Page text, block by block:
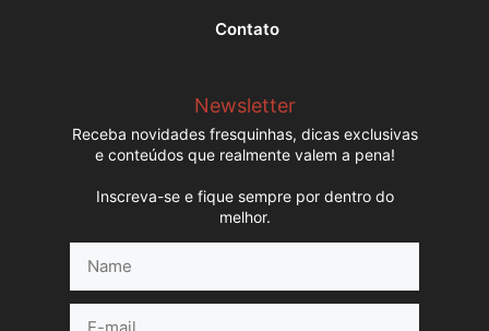
Contato
Newsletter
Receba novidades fresquinhas, dicas exclusivas
e conteúdos que realmente valem a pena!
Inscreva-se e fique sempre por dentro do
melhor.